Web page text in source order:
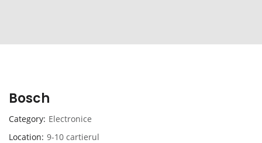
Bosch
Category Electronice
Location 9-10 cartierul